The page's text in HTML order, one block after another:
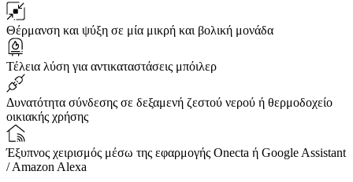
Θέρμανση και ψύξη σε μία μικρή και βολική μονάδα
Τέλεια λύση για αντικαταστάσεις μπόιλερ
Δυνατότητα σύνδεσης σε δεξαμενή ζεστού νερού ή θερμοδοχείο
οικιακής χρήσης
Έξυπνος χειρισμός μέσω της εφαρμογής Onecta ή Google Assistant
/ Amazon Alexa